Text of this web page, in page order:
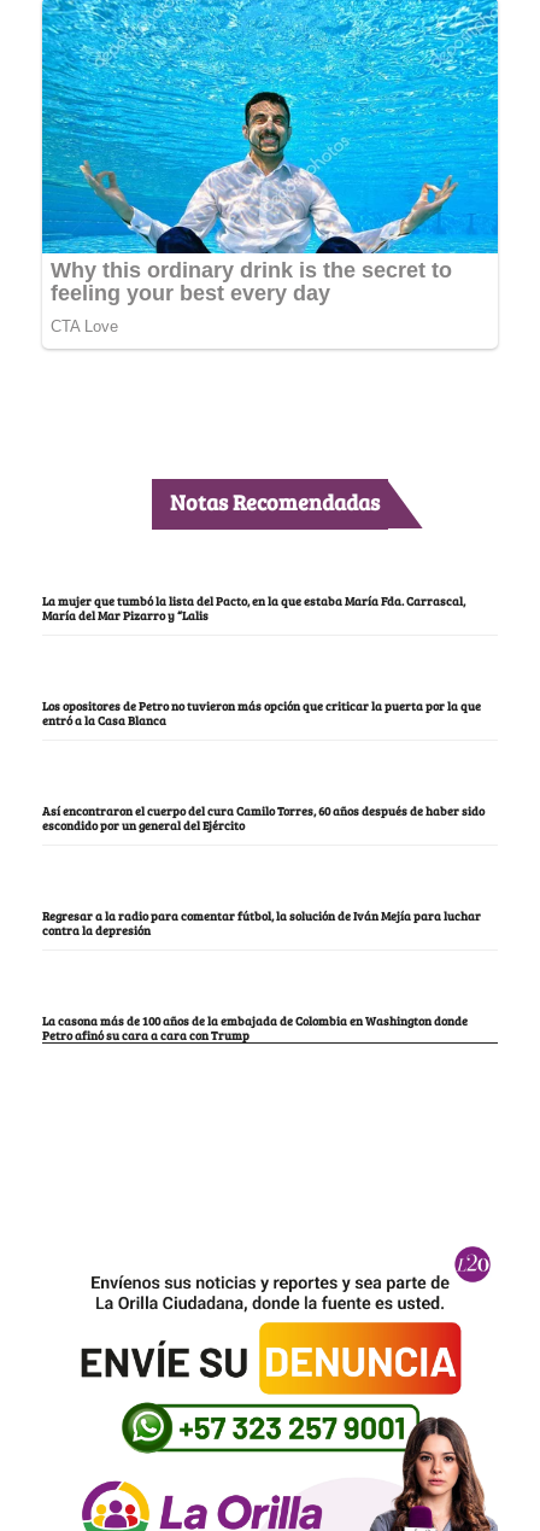
Notas Recomendadas
La mujer que tumbó la lista del Pacto, en la que estaba María Fda. Carrascal,
María del Mar Pizarro y “Lalis
Los opositores de Petro no tuvieron más opción que criticar la puerta por la que
entró a la Casa Blanca
Así encontraron el cuerpo del cura Camilo Torres, 60 años después de haber sido
escondido por un general del Ejército
Regresar a la radio para comentar fútbol, la solución de Iván Mejía para luchar
contra la depresión
La casona más de 100 años de la embajada de Colombia en Washington donde
Petro afinó su cara a cara con Trump